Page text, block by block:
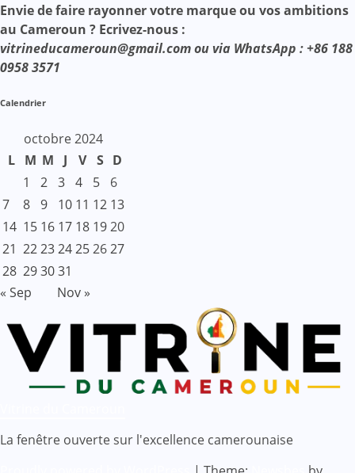
Envie de faire rayonner votre marque ou vos ambitions
au Cameroun ? Ecrivez-nous :
vitrineducameroun@gmail.com ou via WhatsApp : +86 188
0958 3571
Calendrier
octobre 2024
L
M M J V S D
1
2 3 4 5
6
7
8 9 10 11 12 13
14 15 16 17 18 1920
21 222324252627
28 293031
« Sep
Nov »
La fenêtre ouverte sur l'excellence camerounaise